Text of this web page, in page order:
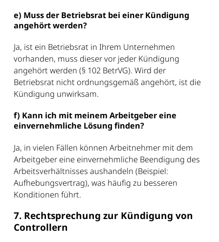
e) Muss der Betriebsrat bei einer Kündigung
angehört werden?
Ja, ist ein Betriebsrat in Ihrem Unternehmen
vorhanden, muss dieser vor jeder Kündigung
angehört werden (§ 102 BetrVG). Wird der
Betriebsrat nicht ordnungsgemäß angehört, ist die
Kündigung unwirksam.
f) Kann ich mit meinem Arbeitgeber eine
einvernehmliche Lösung finden?
Ja, in vielen Fällen können Arbeitnehmer mit dem
Arbeitgeber eine einvernehmliche Beendigung des
Arbeitsverhältnisses aushandeln (Beispiel:
Aufhebungsvertrag), was häufig zu besseren
Konditionen führt.
7. Rechtsprechung zur Kündigung von
Controllern